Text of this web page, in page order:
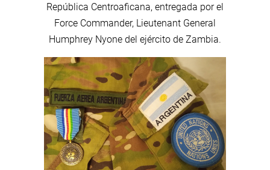
República Centroaficana, entregada por el
Force Commander, Lieutenant General
Humphrey Nyone del ejército de Zambia.